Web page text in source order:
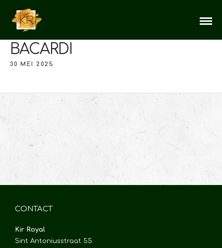
BACARDI
30 MEI 2025
CONTACT
Kir Royal
Sint Antoniusstraat 55